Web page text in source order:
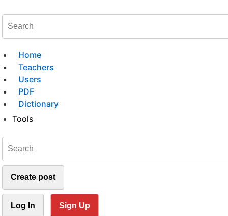
Home
Teachers
Users
PDF
Dictionary
Tools
Create post
Log In Sign Up